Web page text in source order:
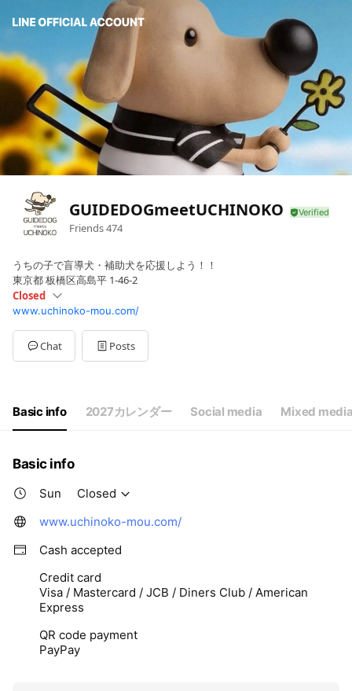
GUIDEDOGmeetUCHINOKO
Friends474
うちの子で盲導犬・補助犬を応援しよう！！
東京都 板橋区高島平 1-46-2
Closed
SunClosed
Mon09: - 18:
Tue09: - 18:
Wed09: - 18:
Closed
www.uchinoko-mou.com/
Chat Posts
Basic info 2027カレンダー Social media Mixed
Basic info
Sun
Closed
www.uchinoko-mou.com/
Cash accepted
Credit card
Visa / Mastercard / JCB / Diners Club / American
Express
QR code payment
PayPay